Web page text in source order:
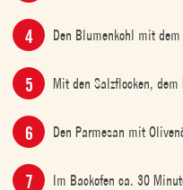
Den Blumenkohl mit
Mit den Salzflocken, dem
Den Parmesan mit
Im Backofen ca. 30